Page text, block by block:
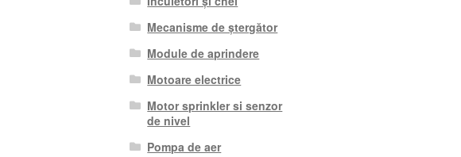
Mecanisme de ștergător
Module de aprindere
Motoare electrice
Motor sprinkler si senzor
de nivel
Pompa de aer